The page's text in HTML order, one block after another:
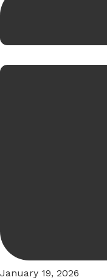
January 19, 2026